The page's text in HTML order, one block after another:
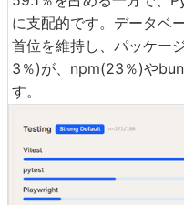
に支配的です。データベ
首位を維持し、パッケー
3％)が、npm(23％)や
す。